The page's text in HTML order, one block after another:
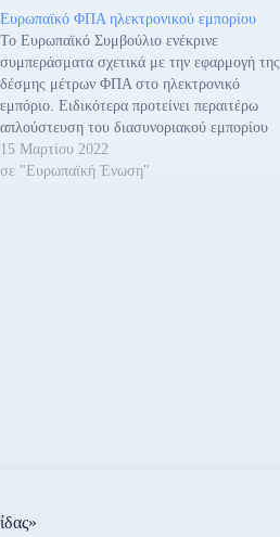
Ευρωπαϊκό ΦΠΑ ηλεκτρονικού εμπορίου
Το Ευρωπαϊκό Συμβούλιο ενέκρινε
συμπεράσματα σχετικά με την εφαρμογή της
δέσμης μέτρων ΦΠΑ στο ηλεκτρονικό
εμπόριο. Ειδικότερα προτείνει περαιτέρω
απλούστευση του διασυνοριακού εμπορίου
στην ΕΕ, μείωση του διοικητικού φόρτου για
τις επιχειρήσεις καθώς και για τις
15 Μαρτίου 2022
σε "Ευρωπαϊκή Ένωση"